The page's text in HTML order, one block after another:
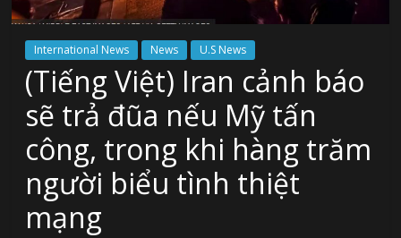
International News News U.S News
(Tiếng Việt) Iran cảnh báo
sẽ trả đũa nếu Mỹ tấn
công, trong khi hàng trăm
người biểu tình thiệt
mạng